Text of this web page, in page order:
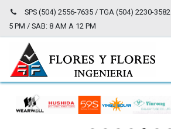
SPS (504) 2556-7635 / TGA (504) 2230-3582
5 PM / SAB: 8 AM A 12 PM
Anterior